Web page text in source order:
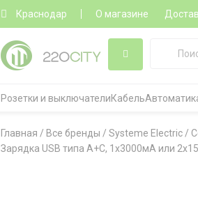
Краснодар О магазине
Розетки и выключателиКабель
Главная / Все бренды / Systeme Electric /
Зарядка USB типа A+С, 1х3000мА или